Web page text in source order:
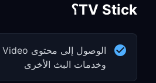
TV Stick؟
وخدمات البث الأخرى